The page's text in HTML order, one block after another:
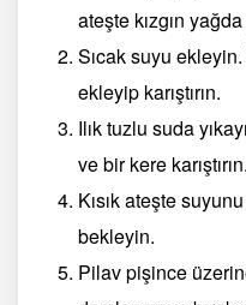
ateşte kızgın
Sıcak suyu
ekleyip karıştırın.
Ilık tuzlu suda
ve bir kere karıştırın.
Kısık ateşte
bekleyin.
Pilav pişince